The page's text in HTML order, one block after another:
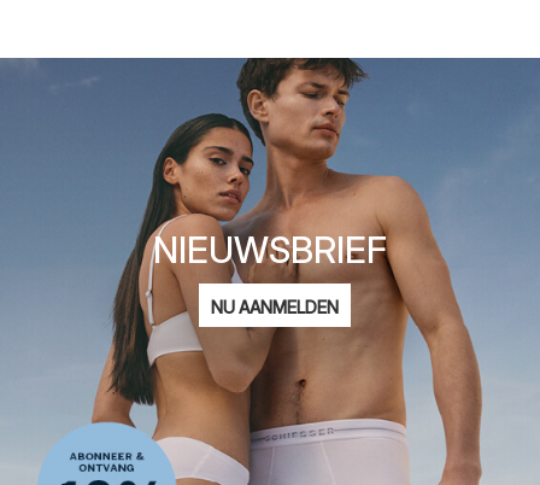
NIEUWSBRIEF
E-
mailadres
NU AANMELDEN
Ik ben geïnteresseerd in:
Damesmode
Herenmode
Kindermode
ADIDAS